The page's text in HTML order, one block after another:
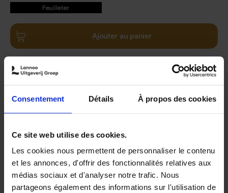
Consentement Détails À propos des cookies
Ce site web utilise des cookies.
Les cookies nous permettent de personnaliser le contenu
et les annonces, d'offrir des fonctionnalités relatives aux
médias sociaux et d'analyser notre trafic. Nous
partageons également des informations sur l'utilisation de
9789401487740.PDF
9789401487740.PDF
Ajouter au panier
Product details